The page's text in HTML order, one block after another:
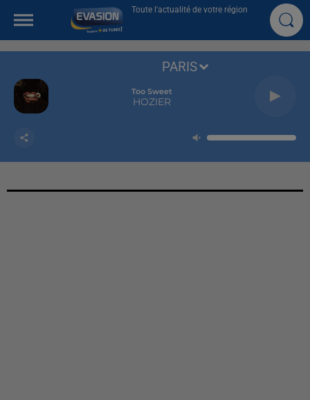
Toute l'actualité de votre région
Too Sweet
HOZIER
PARIS